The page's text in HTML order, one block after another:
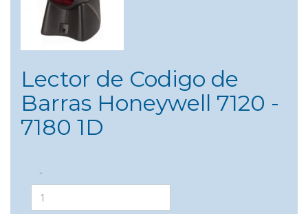
Lector de Codigo de
Barras Honeywell 7120 -
7180 1D
-